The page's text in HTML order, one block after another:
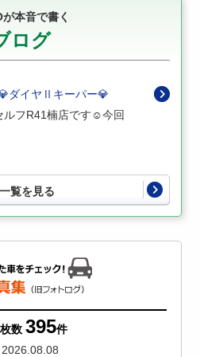
本音で書く
ログ
ダイヤⅡキーパー💎
ルフR41楠店です☺️今回
覧を見る
数 395件
2026.08.08